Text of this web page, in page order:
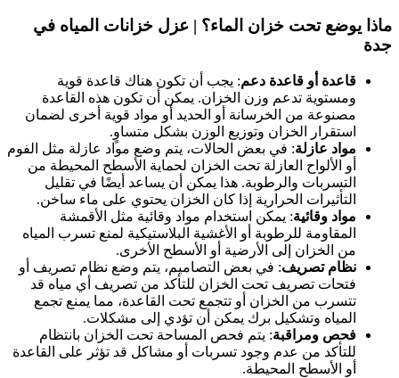
ماذا يوضع تحت خزان الماء؟ | عزل خزانات المياه في
جدة
قاعدة أو قاعدة دعم: يجب أن تكون هناك قاعدة قوية
ومستوية تدعم وزن الخزان. يمكن أن تكون هذه القاعدة
مصنوعة من الخرسانة أو الحديد أو مواد قوية أخرى لضمان
استقرار الخزان وتوزيع الوزن بشكل متساوٍ.
مواد عازلة: في بعض الحالات، يتم وضع مواد عازلة مثل الفوم
أو الألواح العازلة تحت الخزان لحماية الأسطح المحيطة من
التسربات والرطوبة. هذا يمكن أن يساعد أيضًا في تقليل
التأثيرات الحرارية إذا كان الخزان يحتوي على ماء ساخن.
مواد وقائية: يمكن استخدام مواد وقائية مثل الأقمشة
المقاومة للرطوبة أو الأغشية البلاستيكية لمنع تسرب المياه
من الخزان إلى الأرضية أو الأسطح الأخرى.
نظام تصريف: في بعض التصاميم، يتم وضع نظام تصريف أو
فتحات تصريف تحت الخزان للتأكد من تصريف أي مياه قد
تتسرب من الخزان أو تتجمع تحت القاعدة، مما يمنع تجمع
المياه وتشكيل برك يمكن أن تؤدي إلى مشكلات.
فحص ومراقبة: يتم فحص المساحة تحت الخزان بانتظام
للتأكد من عدم وجود تسربات أو مشاكل قد تؤثر على القاعدة
أو الأسطح المحيطة.